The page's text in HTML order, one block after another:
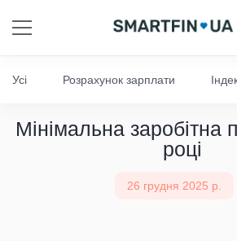
Усі Розрахунок зарплати
Мінімальна заробітна
році
26 грудня 2025 р.